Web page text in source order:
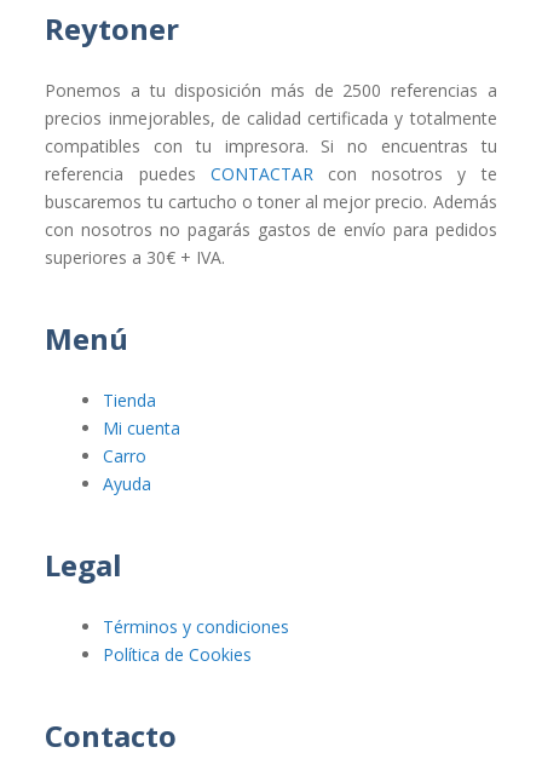
Reytoner
Ponemos a tu disposición más de 2500 referencias a
precios inmejorables, de calidad certificada y totalmente
compatibles con tu impresora. Si no encuentras tu
referencia puedes CONTACTARcon nosotros y te
buscaremos tu cartucho o toner al mejor precio. Además
con nosotros no pagarás gastos de envío para pedidos
superiores a 30€ + IVA.
Menú
Tienda
Mi cuenta
Carro
Ayuda
Legal
Términos y condiciones
Política de Cookies
Contacto